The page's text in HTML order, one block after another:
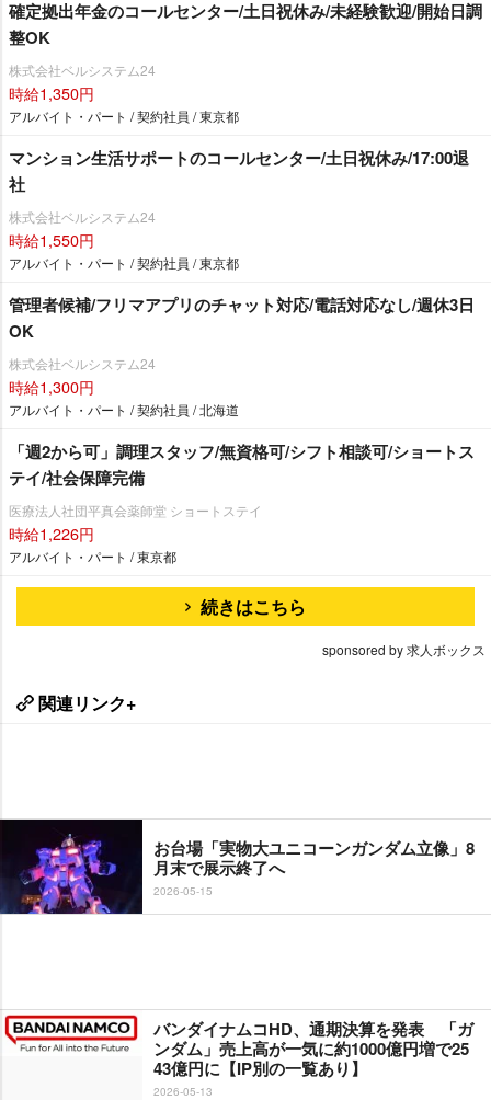
確定拠出年金のコールセンター/土日祝休み/未経験歓迎/開始日調
整OK
株式会社ベルシステム24
時給1,350円
アルバイト・パート / 契約社員 / 東京都
マンション生活サポートのコールセンター/土日祝休み/17:00退
社
株式会社ベルシステム24
時給1,550円
アルバイト・パート / 契約社員 / 東京都
管理者候補/フリマアプリのチャット対応/電話対応なし/週休3日
OK
株式会社ベルシステム24
時給1,300円
アルバイト・パート / 契約社員 / 北海道
「週2から可」調理スタッフ/無資格可/シフト相談可/ショートス
テイ/社会保障完備
医療法人社団平真会薬師堂 ショートステイ
時給1,226円
アルバイト・パート / 東京都
続きはこちら
sponsored by 求人ボックス
関連リンク+
お台場「実物大ユニコーンガンダム立像」8
月末で展示終了へ
2026-05-15
バンダイナムコHD、通期決算を発表 「ガ
ンダム」売上高が一気に約1000億円増で25
43億円に【IP別の一覧あり】
2026-05-13